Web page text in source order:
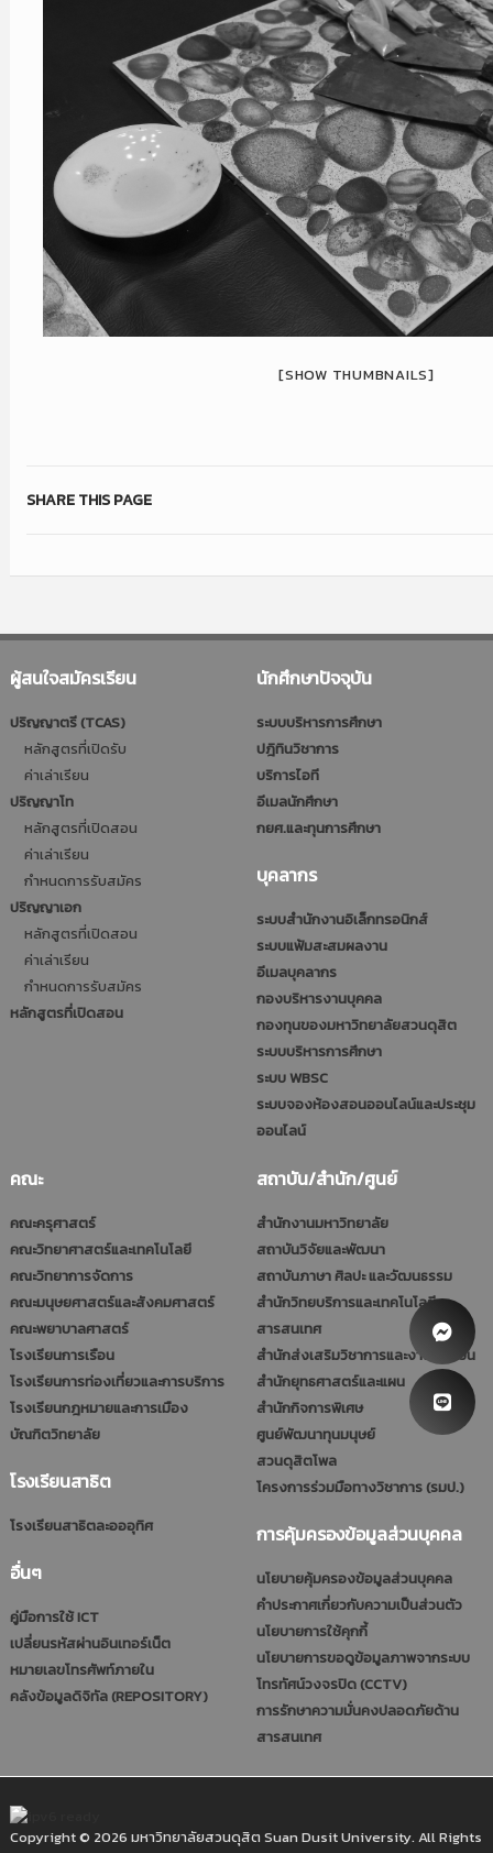
[SHOW THUMBNAILS]
SHARE THIS PAGE
ผู้สนใจสมัครเรียน
ปริญญาตรี (TCAS)
หลักสูตรที่เปิดรับ
ค่าเล่าเรียน
ปริญญาโท
หลักสูตรที่เปิดสอน
ค่าเล่าเรียน
กำหนดการรับสมัคร
ปริญญาเอก
หลักสูตรที่เปิดสอน
ค่าเล่าเรียน
กำหนดการรับสมัคร
หลักสูตรที่เปิดสอน
นักศึกษาปัจจุบัน
ระบบบริหารการศึกษา
ปฎิทินวิชาการ
บริการไอที
อีเมลนักศึกษา
กยศ.และทุนการศึกษา
บุคลากร
ระบบสำนักงานอิเล็กทรอนิกส์
ระบบแฟ้มสะสมผลงาน
อีเมลบุคลากร
กองบริหารงานบุคคล
กองทุนของมหาวิทยาลัยสวนดุสิต
ระบบบริหารการศึกษา
ระบบ WBSC
ระบบจองห้องสอนออนไลน์และประชุม
ออนไลน์
คณะ
คณะครุศาสตร์
คณะวิทยาศาสตร์และเทคโนโลยี
คณะวิทยาการจัดการ
คณะมนุษยศาสตร์และสังคมศาสตร์
คณะพยาบาลศาสตร์
โรงเรียนการเรือน
โรงเรียนการท่องเที่ยวและการบริการ
โรงเรียนกฎหมายและการเมือง
บัณฑิตวิทยาลัย
โรงเรียนสาธิต
โรงเรียนสาธิตละอออุทิศ
อื่นๆ
คู่มือการใช้ ICT
เปลี่ยนรหัสผ่านอินเทอร์เน็ต
หมายเลขโทรศัพท์ภายใน
คลังข้อมูลดิจิทัล (REPOSITORY)
สถาบัน/สำนัก/ศูนย์
สำนักงานมหาวิทยาลัย
สถาบันวิจัยและพัฒนา
สถาบันภาษา ศิลปะ และวัฒนธรรม
สำนักวิทยบริการและเทคโนโลยี
สารสนเทศ
สำนักส่งเสริมวิชาการและงานทะเบียน
สำนักยุทธศาสตร์และแผน
สำนักกิจการพิเศษ
ศูนย์พัฒนาทุนมนุษย์
สวนดุสิตโพล
โครงการร่วมมือทางวิชาการ (รมป.)
การคุ้มครองข้อมูลส่วนบุคคล
นโยบายคุ้มครองข้อมูลส่วนบุคคล
คำประกาศเกี่ยวกับความเป็นส่วนตัว
นโยบายการใช้คุกกี้
นโยบายการขอดูข้อมูลภาพจากระบบ
โทรทัศน์วงจรปิด (CCTV)
การรักษาความมั่นคงปลอดภัยด้าน
สารสนเทศ
Copyright © 2026 มหาวิทยาลัยสวนดุสิต Suan Dusit University. All Rights